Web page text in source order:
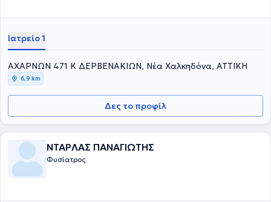
Ιατρείο 1
ΑΧΑΡΝΩΝ 471 Κ ΔΕΡΒΕΝΑΚΙΩΝ, Νέα Χαλκηδόνα, ΑΤΤΙΚΗ
6,9 km
Δες το προφίλ
ΝΤΑΡΛΑΣ ΠΑΝΑΓΙΩΤΗΣ
Φυσίατρος